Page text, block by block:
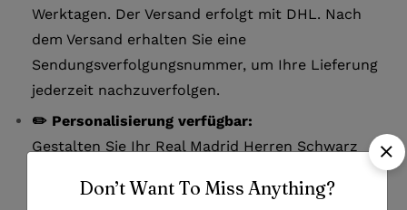
Werktagen. Der Versand erfolgt mit DHL. Nach
dem Versand erhalten Sie eine
Sendungsverfolgungsnummer, um Ihre Lieferung
jederzeit nachzuverfolgen.
✏️ Personalisierung verfügbar:
Gestalten Sie Ihr Real Madrid Herren Schwarz
Namen (bis zu 13 Buchstaben) und einer Nummer
Don’t Want To Miss Anything?